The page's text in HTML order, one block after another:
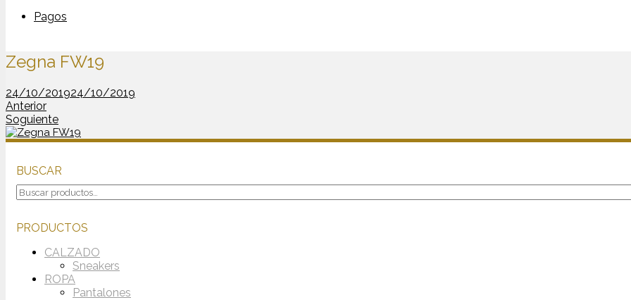
Pagos
Zegna FW19
24/10/201924/10/2019
Anterior
Soguiente
BUSCAR
Buscar
por:
PRODUCTOS
CALZADO
Sneakers
ROPA
Pantalones